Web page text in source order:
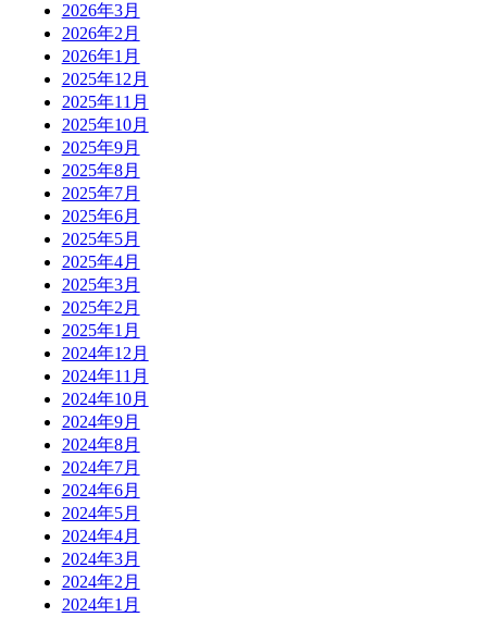
2026年3月
2026年2月
2026年1月
2025年12月
2025年11月
2025年10月
2025年9月
2025年8月
2025年7月
2025年6月
2025年5月
2025年4月
2025年3月
2025年2月
2025年1月
2024年12月
2024年11月
2024年10月
2024年9月
2024年8月
2024年7月
2024年6月
2024年5月
2024年4月
2024年3月
2024年2月
2024年1月